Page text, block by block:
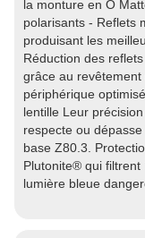
la monture en O
polarisants - Reflets
produisant les
Réduction des
grâce au
périphérique
lentille Leur
respecte ou
base Z80.3.
Plutonite® qui filtrent
lumière bleue